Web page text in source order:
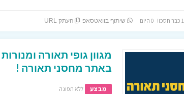
שיתוף בוואטסאפ העתק URL
באתר מחסני תאורה !
מבצע ללא תפוגה